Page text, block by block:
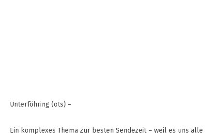
Unterföhring (ots) –
Ein komplexes Thema zur besten Sendezeit – weil es uns alle